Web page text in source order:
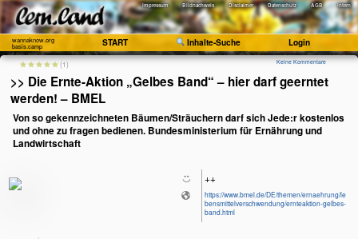
Impressum Bildnachweis Disclaimer Datenschutz AGB Intern
wannaknow.org
basis.camp START Inhalte-Suche Login
>> Die Ernte-Aktion „Gelbes Band“ – hier darf geerntet
werden! – BMEL
Von so gekennzeichneten Bäumen/Sträuchern darf sich Jede:r kostenlos
und ohne zu fragen bedienen. Bundesministerium für Ernährung und
Landwirtschaft
++
https://www.bmel.de/DE/themen/ernaehrung/le
bensmittelverschwendung/ernteaktion-gelbes-
band.html
(1) Keine Kommentare